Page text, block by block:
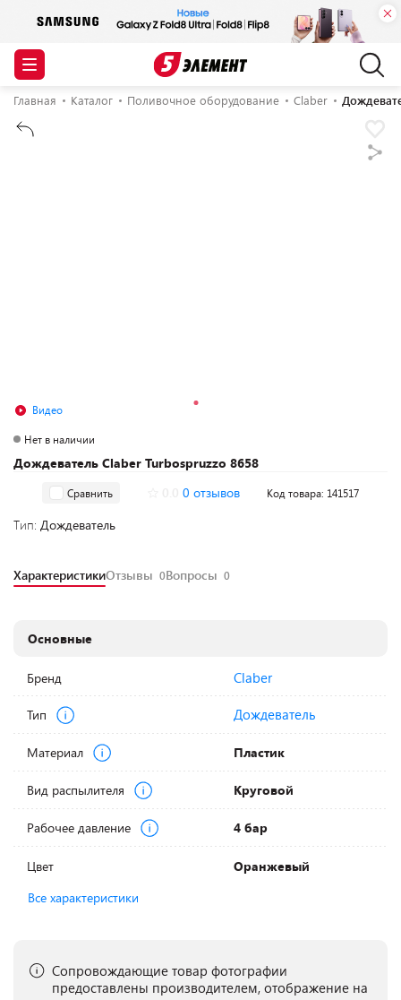
Главная Каталог Поливочное оборудование Claber
Дождеватель Claber Turbospruzzo 8658
Видео
Нет в наличии
Сравнить 0 отзывов Код товара: 141517
Тип: Дождеватель
ХарактеристикиОтзывы 0Вопросы 0
Основные
Бренд Claber
Тип Дождеватель
Материал Пластик
Вид распылителя Круговой
Рабочее давление 4 бар
Цвет
Оранжевый
Все характеристики
Сопровождающие товар фотографии
предоставлены производителем, отображение на